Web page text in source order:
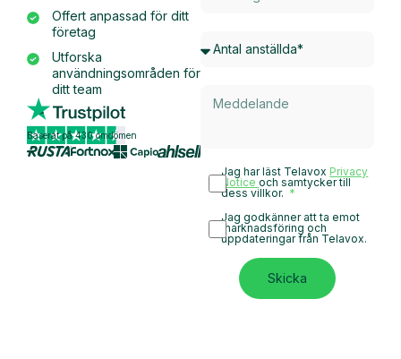
Offert anpassad för ditt
företag
Utforska
användningsområden för
ditt team
Baserat på 430 omdömen
Jag har läst Telavox Privacy
Noticeoch samtycker till
dess villkor.
Jag godkänner att ta emot
marknadsföring och
uppdateringar från Telavox.
Skicka